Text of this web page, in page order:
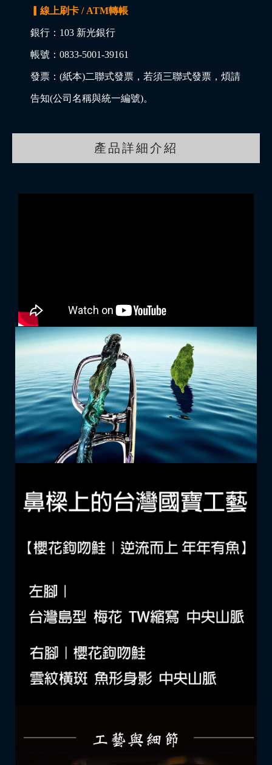
▎線上刷卡 / ATM轉帳
銀行：103 新光銀行
帳號：0833-5001-39161
發票：(紙本)二聯式發票，若須三聯式發票，煩請
告知(公司名稱與統一編號)。
產品詳細介紹